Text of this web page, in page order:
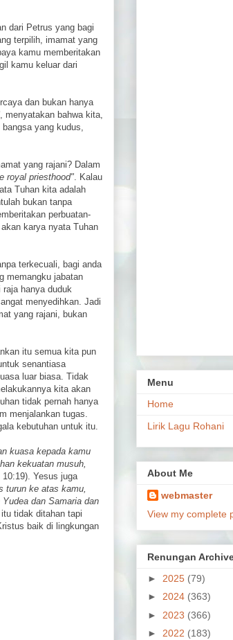
dari Petrus yang bagi
terpilih, imamat yang
kamu memberitakan
kamu keluar dari
dan bukan hanya
, menyatakan bahwa kita,
yang kudus,
yang rajani? Dalam
royal priesthood". Kalau
Tuhan kita adalah
bukan tanpa
perbuatan-
karya nyata Tuhan
terkecuali, bagi anda
memangku jabatan
hanya duduk
menyedihkan. Jadi
yang rajani, bukan
itu semua kita pun
senantiasa
luar biasa. Tidak
kita akan
tidak pernah hanya
menjalankan tugas.
kebutuhan untuk itu.
kuasa kepada kamu
kekuatan musuh,
10:19). Yesus juga
turun ke atas kamu,
dan Samaria dan
tidak ditahan tapi
baik di lingkungan
Menu
Home
Lirik Lagu Rohani
About Me
webmaster
View my complete
Renungan
► 2025 (79)
► 2024 (363)
► 2023 (366)
► 2022 (183)